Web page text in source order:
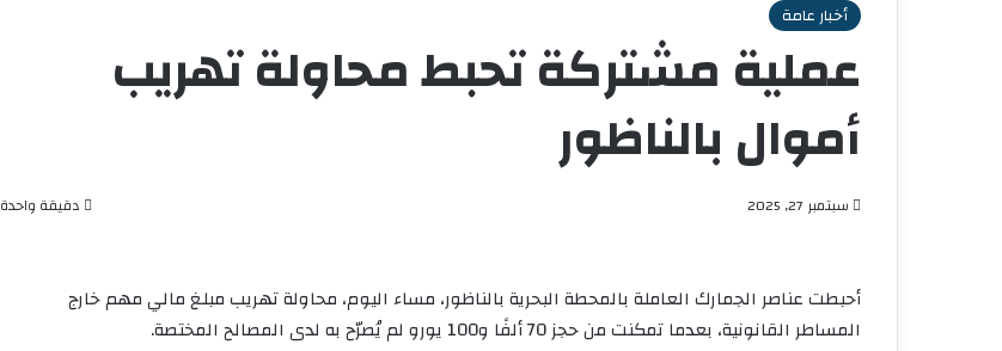
أخبار عامة
عملية مشتركة تحبط محاولة تهريب
أموال بالناظور
سبتمبر 27, 2025 دقيقة واحدة
أحبطت عناصر الجمارك العاملة بالمحطة البحرية بالناظور، مساء اليوم، محاولة تهريب مبلغ مالي مهم خارج
المساطر القانونية، بعدما تمكنت من حجز 70 ألفًا و100 يورو لم يُصرّح به لدى المصالح المختصة.